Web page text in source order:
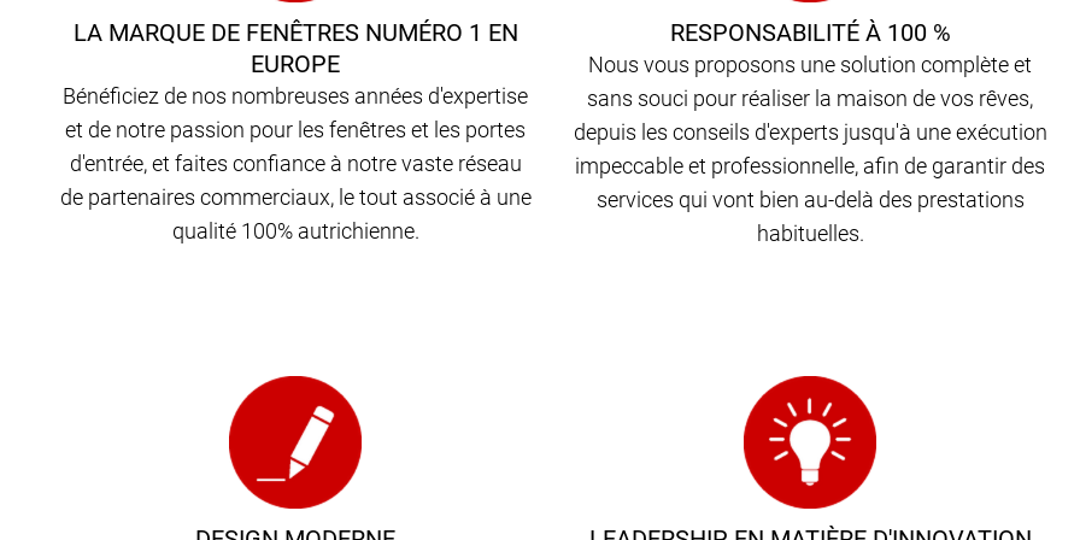
LA MARQUE DE FENÊTRES NUMÉRO 1 EN
EUROPE
Bénéficiez de nos nombreuses années d'expertise
et de notre passion pour les fenêtres et les portes
d'entrée, et faites confiance à notre vaste réseau
de partenaires commerciaux, le tout associé à une
qualité 100% autrichienne.
RESPONSABILITÉ À 100 %
Nous vous proposons une solution complète et
sans souci pour réaliser la maison de vos rêves,
depuis les conseils d'experts jusqu'à une exécution
impeccable et professionnelle, afin de garantir des
services qui vont bien au-delà des prestations
habituelles.